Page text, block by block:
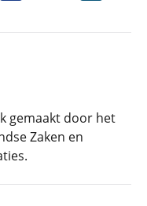
gemaakt door het
Zaken en